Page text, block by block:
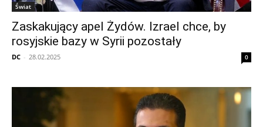
Świat
Zaskakujący apel Żydów. Izrael chce, by
rosyjskie bazy w Syrii pozostały
DC - 28.02.2025 0